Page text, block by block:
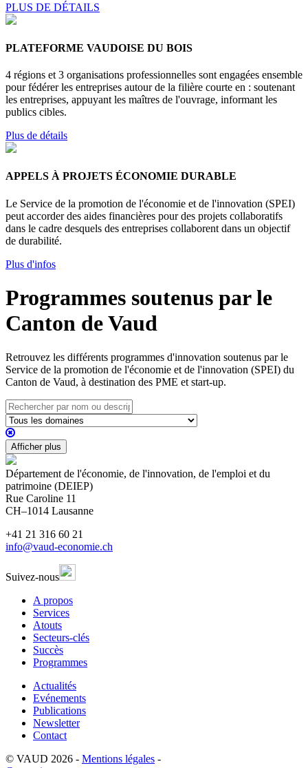
PLUS DE DÉTAILS
PLATEFORME VAUDOISE DU BOIS
4 régions et 3 organisations professionnelles sont engagées ensemble
pour fédérer les entreprises autour de la filière courte en : soutenant
les entreprises, appuyant les maîtres de l'ouvrage, informant les
publics cibles.
Plus de détails
APPELS À PROJETS ÉCONOMIE DURABLE
Le Service de la promotion de l'économie et de l'innovation (SPEI)
peut accorder des aides financières pour des projets collaboratifs
dans le cadre desquels des entreprises collaborent dans un objectif
de durabilité.
Plus d'infos
Programmes soutenus par le
Canton de Vaud
Retrouvez les différents programmes d'innovation soutenus par le
Service de la promotion de l'économie et de l'innovation (SPEI) du
Canton de Vaud, à destination des PME et start-up.
Afficher plus
Département de l'économie, de l'innovation, de l'emploi et du
patrimoine (DEIEP)
Rue Caroline 11
CH–1014 Lausanne
+41 21 316 60 21
info@vaud-economie.ch
Suivez-nous
A propos
Services
Atouts
Secteurs-clés
Succès
Programmes
Actualités
Evénements
Publications
Newsletter
Contact
© VAUD 2026 - Mentions légales -